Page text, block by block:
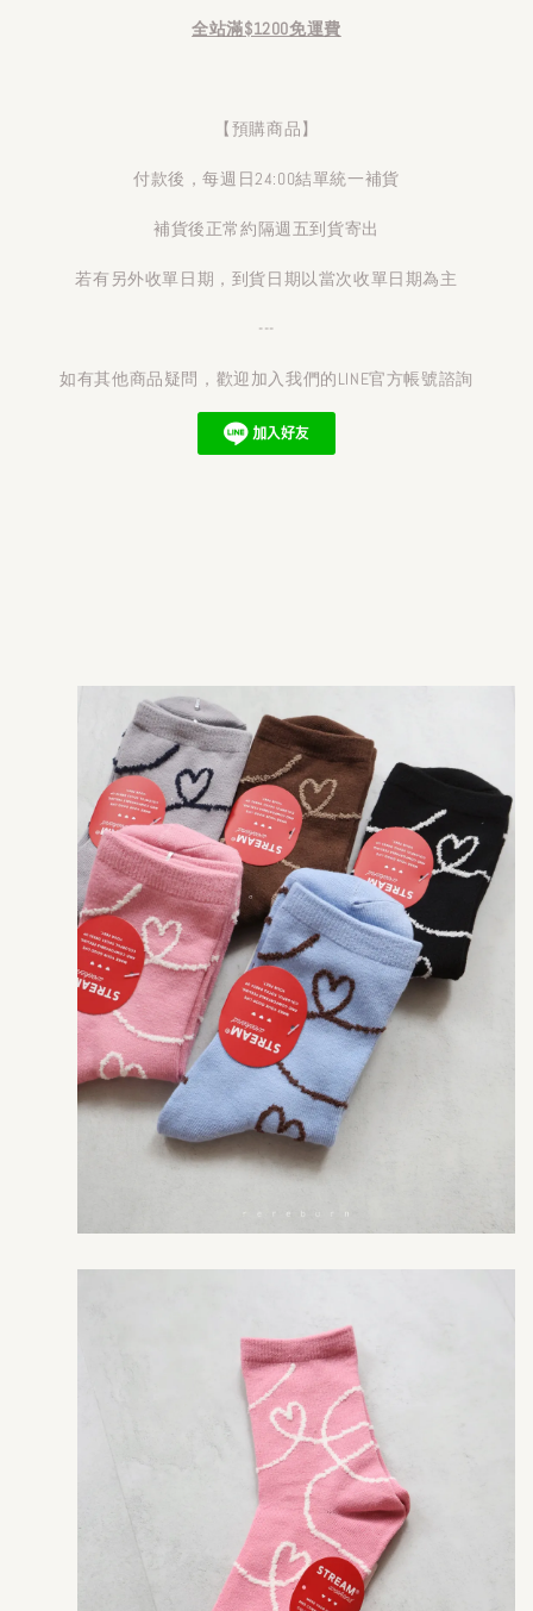
全站滿$1200免運費
【預購商品】
付款後，每週日24:00結單統一補貨
補貨後正常約隔週五到貨寄出
若有另外收單日期，到貨日期以當次收單日期為主
---
如有其他商品疑問，歡迎加入我們的LINE官方帳號諮詢